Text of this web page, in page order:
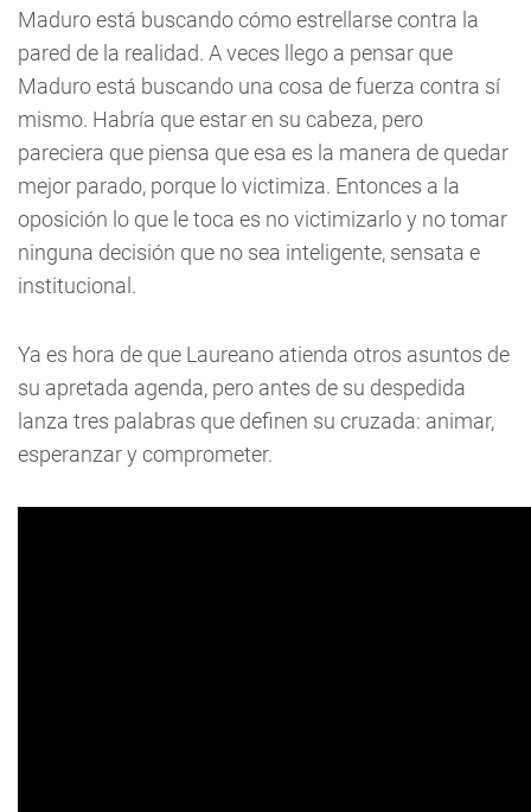
Maduro está buscando cómo estrellarse contra la
pared de la realidad. A veces llego a pensar que
Maduro está buscando una cosa de fuerza contra sí
mismo. Habría que estar en su cabeza, pero
pareciera que piensa que esa es la manera de quedar
mejor parado, porque lo victimiza. Entonces a la
oposición lo que le toca es no victimizarlo y no tomar
ninguna decisión que no sea inteligente, sensata e
institucional.
Ya es hora de que Laureano atienda otros asuntos de
su apretada agenda, pero antes de su despedida
lanza tres palabras que definen su cruzada: animar,
esperanzar y comprometer.